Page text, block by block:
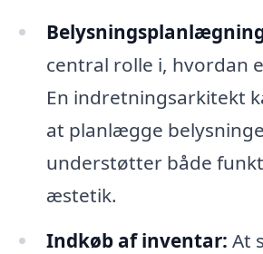
central rolle i, hvordan
En indretningsarkitekt
at planlægge
understøtter både
æstetik.
Indkøb af inventar: At